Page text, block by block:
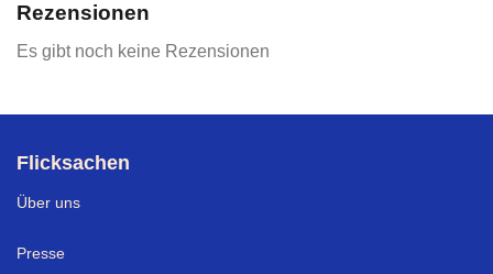
Rezensionen
Es gibt noch keine Rezensionen
Flicksachen
Über uns
Presse